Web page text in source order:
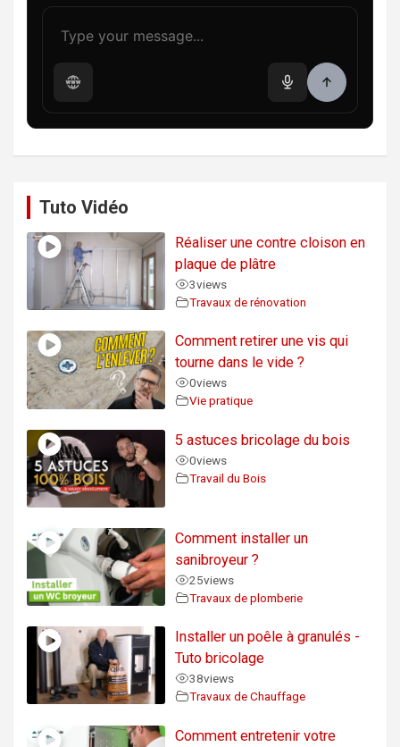
Tuto Vidéo
Réaliser une contre cloison en
plaque de plâtre
3views
Travaux de rénovation
Comment retirer une vis qui
tourne dans le vide ?
0views
Vie pratique
5 astuces bricolage du bois
0views
Travail du Bois
Comment installer un
sanibroyeur ?
25views
Travaux de plomberie
Installer un poêle à granulés -
Tuto bricolage
38views
Travaux de Chauffage
Comment entretenir votre